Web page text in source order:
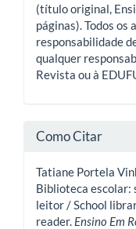
(título original,
páginas). Todos
responsabilidade
qualquer
Revista ou à
Como Citar
Tatiane Portela
Biblioteca escolar:
leitor / School
reader. Ensino Em